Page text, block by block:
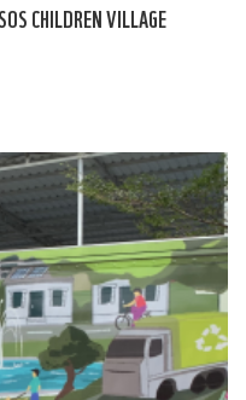
CHILDREN VILLAGE